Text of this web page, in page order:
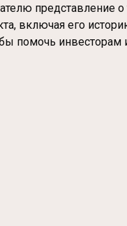
включая его
помочь инвесторам